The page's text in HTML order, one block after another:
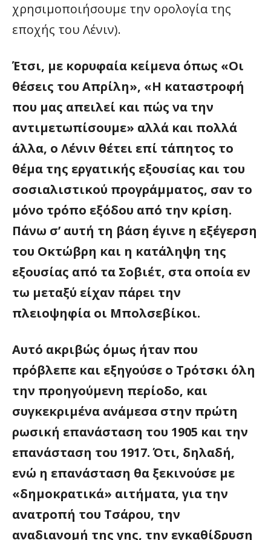
χρησιμοποιήσουμε την ορολογία της
εποχής του Λένιν).
Έτσι, με κορυφαία κείμενα όπως «Οι
θέσεις του Απρίλη», «Η καταστροφή
που μας απειλεί και πώς να την
αντιμετωπίσουμε» αλλά και πολλά
άλλα, ο Λένιν θέτει επί τάπητος το
θέμα της εργατικής εξουσίας και του
σοσιαλιστικού προγράμματος, σαν το
μόνο τρόπο εξόδου από την κρίση.
Πάνω σ’ αυτή τη βάση έγινε η εξέγερση
του Οκτώβρη και η κατάληψη της
εξουσίας από τα Σοβιέτ, στα οποία εν
τω μεταξύ είχαν πάρει την
πλειοψηφία οι Μπολσεβίκοι.
Αυτό ακριβώς όμως ήταν που
πρόβλεπε και εξηγούσε ο Τρότσκι όλη
την προηγούμενη περίοδο, και
συγκεκριμένα ανάμεσα στην πρώτη
ρωσική επανάσταση του 1905 και την
επανάσταση του 1917. Ότι, δηλαδή,
ενώ η επανάσταση θα ξεκινούσε με
«δημοκρατικά» αιτήματα, για την
ανατροπή του Τσάρου, την
αναδιανομή της γης, την εγκαθίδρυση